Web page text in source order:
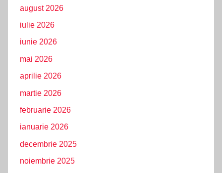
august 2026
iulie 2026
iunie 2026
mai 2026
aprilie 2026
martie 2026
februarie 2026
ianuarie 2026
decembrie 2025
noiembrie 2025